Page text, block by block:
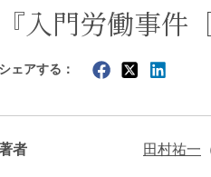
エネルギー・資源
暗号資産・NFT
『入門労働事件
シェアする：
者 田村祐一